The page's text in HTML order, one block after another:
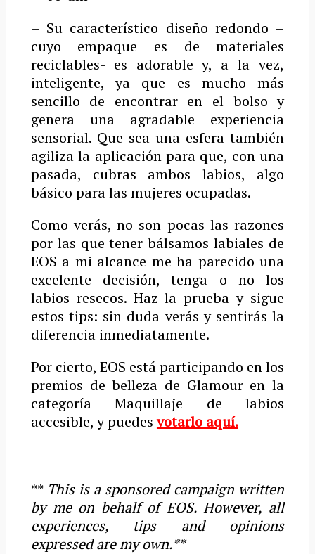
– Su característico diseño redondo –
cuyo empaque es de materiales
reciclables- es adorable y, a la vez,
inteligente, ya que es mucho más
sencillo de encontrar en el bolso y
genera una agradable experiencia
sensorial. Que sea una esfera también
agiliza la aplicación para que, con una
pasada, cubras ambos labios, algo
básico para las mujeres ocupadas.
Como verás, no son pocas las razones
por las que tener bálsamos labiales de
EOS a mi alcance me ha parecido una
excelente decisión, tenga o no los
labios resecos. Haz la prueba y sigue
estos tips: sin duda verás y sentirás la
diferencia inmediatamente.
Por cierto, EOS está participando en los
premios de belleza de Glamour en la
categoría Maquillaje de labios
accesible, y puedesvotarlo aquí.
** This is a sponsored campaign written
by me on behalf of EOS. However, all
experiences, tips and opinions
expressed are my own.**